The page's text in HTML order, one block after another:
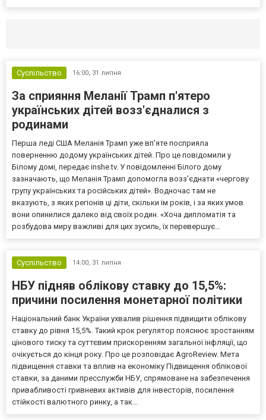
Суспільство 16:00, 31 липня
За сприяння Меланії Трамп п'ятеро
українських дітей возз'єдналися з
родинами
Перша леді США Меланія Трамп уже впʼяте посприяла
поверненню додому українських дітей. Про це повідомили у
Білому домі, передає inshe.tv. У повідомленні Білого дому
зазначають, що Меланія Трамп допомогла возз’єднати «чергову
групу українських та російських дітей». Водночас там не
вказують, з яких регіонів ці діти, скільки їм років, і за яких умов
вони опинилися далеко від своїх родин. «Хоча дипломатія та
розбудова миру важливі для цих зусиль, їх перевершує...
Суспільство 14:00, 31 липня
НБУ підняв облікову ставку до 15,5%:
причини посилення монетарної політики
Національний банк України ухвалив рішення підвищити облікову
ставку до рівня 15,5%. Такий крок регулятор пояснює зростанням
цінового тиску та суттєвим прискоренням загальної інфляції, що
очікується до кінця року. Про це розповідає AgroReview. Мета
підвищення ставки та вплив на економіку Підвищення облікової
ставки, за даними пресслужби НБУ, спрямоване на забезпечення
привабливості гривневих активів для інвесторів, посилення
стійкості валютного ринку, а так...